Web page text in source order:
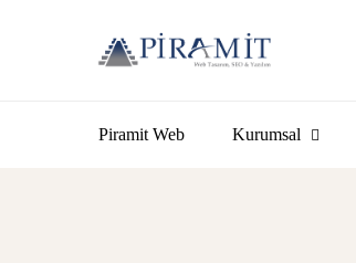
Müşteri Temsilcisi
0850 255 06 46
Piramit Web Kurumsal